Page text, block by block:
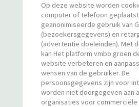
Op deze website worden
computer of telefoon
geanonimiseerde gebruik van
(bezoekersgegevens) en
(advertentie doeleinden). Met
kan Het platform vmbo groen
website verbeteren en
wensen van de gebruiker. De
persoonsgegevens zijn voor
worden niet doorgegeven aan
organisaties voor commerciële